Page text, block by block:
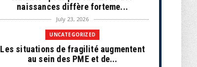
naissances diffère forteme...
July 23, 2026
UNCATEGORIZED
Les situations de fragilité augmentent
au sein des PME et de...